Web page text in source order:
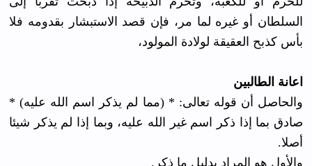
السلطان أو غيره لما مر، فإن قصد الاستبشار بقدومه فلا
بأس كذبح العقيقة لولادة المولود،
اعانة الطالبين
والحاصل أن قوله تعالى: * (مما لم يذكر اسم الله عليه) *
صادق بما إذا ذكر اسم غير الله عليه، وبما إذا لم يذكر شيئا
أصلا.
والأول هو المراد بدليل ما ذكر.